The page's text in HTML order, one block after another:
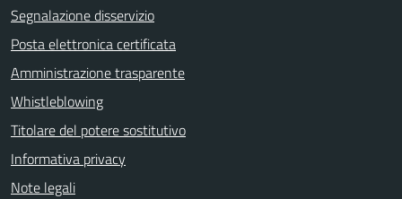
Segnalazione disservizio
Posta elettronica certificata
Amministrazione trasparente
Whistleblowing
Titolare del potere sostitutivo
Informativa privacy
Note legali